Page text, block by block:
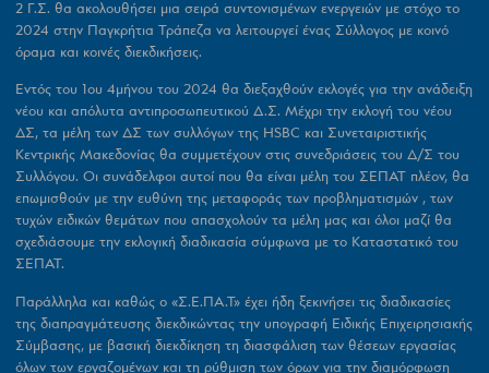
2 Γ.Σ. θα ακολουθήσει μια σειρά συντονισμένων ενεργειών με στόχο το
2024 στην Παγκρήτια Τράπεζα να λειτουργεί ένας Σύλλογος με κοινό
όραμα και κοινές διεκδικήσεις.
Εντός του 1ου 4μήνου του 2024 θα διεξαχθούν εκλογές για την ανάδειξη
νέου και απόλυτα αντιπροσωπευτικού Δ.Σ. Μέχρι την εκλογή του νέου
ΔΣ, τα μέλη των ΔΣ των συλλόγων της HSBC και Συνεταιριστικής
Κεντρικής Μακεδονίας θα συμμετέχουν στις συνεδριάσεις του Δ/Σ του
Συλλόγου. Οι συνάδελφοι αυτοί που θα είναι μέλη του ΣΕΠΑΤ πλέον, θα
επωμισθούν με την ευθύνη της μεταφοράς των προβληματισμών , των
τυχών ειδικών θεμάτων που απασχολούν τα μέλη μας και όλοι μαζί θα
σχεδιάσουμε την εκλογική διαδικασία σύμφωνα με το Καταστατικό του
ΣΕΠΑΤ.
Παράλληλα και καθώς ο «Σ.Ε.ΠΑ.Τ» έχει ήδη ξεκινήσει τις διαδικασίες
της διαπραγμάτευσης διεκδικώντας την υπογραφή Ειδικής Επιχειρησιακής
Σύμβασης, με βασική διεκδίκηση τη διασφάλιση των θέσεων εργασίας
όλων των εργαζομένων και τη ρύθμιση των όρων για την διαμόρφωση